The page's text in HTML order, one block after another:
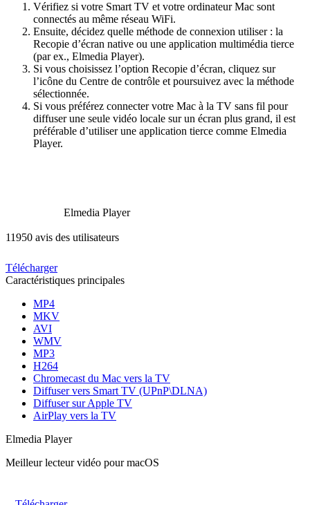
Vérifiez si votre Smart TV et votre ordinateur Mac sont
connectés au même réseau WiFi.
Ensuite, décidez quelle méthode de connexion utiliser : la
Recopie d’écran native ou une application multimédia tierce
(par ex., Elmedia Player).
Si vous choisissez l’option Recopie d’écran, cliquez sur
l’icône du Centre de contrôle et poursuivez avec la méthode
sélectionnée.
Si vous préférez connecter votre Mac à la TV sans fil pour
diffuser une seule vidéo locale sur un écran plus grand, il est
préférable d’utiliser une application tierce comme Elmedia
Player.
Elmedia Player
11950 avis des utilisateurs
Télécharger
Caractéristiques principales
MP4
MKV
AVI
WMV
MP3
H264
Chromecast du Mac vers la TV
Diffuser vers Smart TV (UPnP\DLNA)
Diffuser sur Apple TV
AirPlay vers la TV
Elmedia Player
Meilleur lecteur vidéo pour macOS